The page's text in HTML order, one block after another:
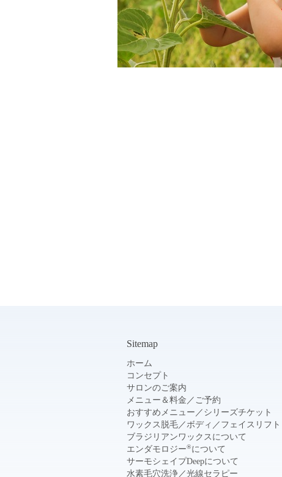
Sitemap
ホーム
コンセプト
サロンのご案内
メニュー＆料金 ／ ご予約
おすすめメニュー ／ シリーズチケット
ワックス脱毛／ボディ ／ フェイスリフト
ブラジリアンワックスについて
エンダモロジー®について
サーモシェイプDeepについて
水素毛穴洗浄／光線セラピー